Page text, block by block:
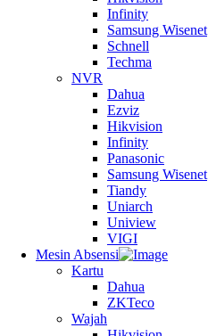
Infinity
Samsung Wisenet
Schnell
Techma
NVR
Dahua
Ezviz
Hikvision
Infinity
Panasonic
Samsung Wisenet
Tiandy
Uniarch
Uniview
VIGI
Mesin Absensi
Kartu
Dahua
ZKTeco
Wajah